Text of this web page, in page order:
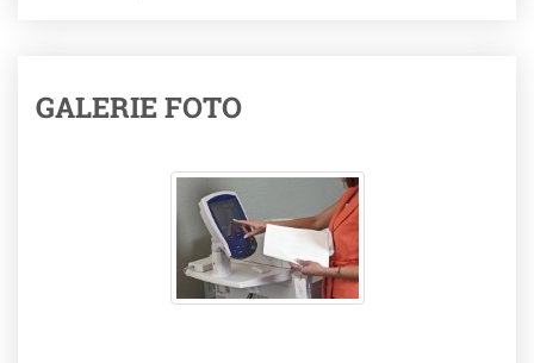
GALERIE FOTO